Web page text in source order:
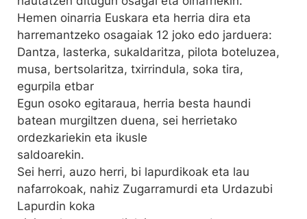
Hemen oinarria Euskara eta herria dira eta
harremantzeko osagaiak 12 joko edo jarduera:
Dantza, lasterka, sukaldaritza, pilota boteluzea,
musa, bertsolaritza, txirrindula, soka tira,
egurpila etbar
Egun osoko egitaraua, herria besta haundi
batean murgiltzen duena, sei herrietako
ordezkariekin eta ikusle
saldoarekin.
Sei herri, auzo herri, bi lapurdikoak eta lau
nafarrokoak, nahiz Zugarramurdi eta Urdazubi
Lapurdin koka